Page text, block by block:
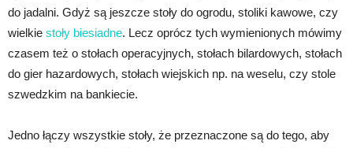
do jadalni. Gdyż są jeszcze stoły do ogrodu, stoliki kawowe, czy
wielkie stoły biesiadne. Lecz oprócz tych wymienionych mówimy
czasem też o stołach operacyjnych, stołach bilardowych, stołach
do gier hazardowych, stołach wiejskich np. na weselu, czy stole
szwedzkim na bankiecie.
Jedno łączy wszystkie stoły, że przeznaczone są do tego, aby